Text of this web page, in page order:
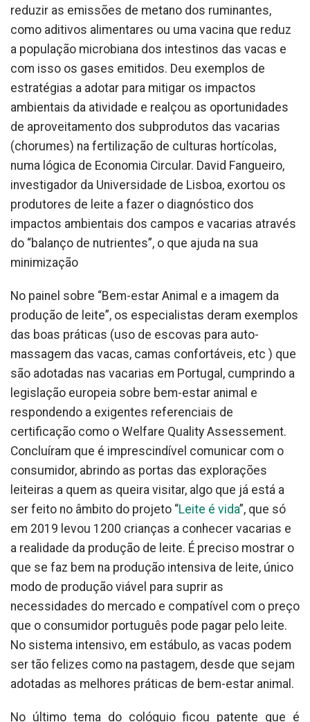
reduzir as emissões de metano dos ruminantes,
como aditivos alimentares ou uma vacina que reduz
a população microbiana dos intestinos das vacas e
com isso os gases emitidos. Deu exemplos de
estratégias a adotar para mitigar os impactos
ambientais da atividade e realçou as oportunidades
de aproveitamento dos subprodutos das vacarias
(chorumes) na fertilização de culturas hortícolas,
numa lógica de Economia Circular. David Fangueiro,
investigador da Universidade de Lisboa, exortou os
produtores de leite a fazer o diagnóstico dos
impactos ambientais dos campos e vacarias através
do “balanço de nutrientes”, o que ajuda na sua
minimização
No painel sobre “Bem-estar Animal e a imagem da
produção de leite”, os especialistas deram exemplos
das boas práticas (uso de escovas para auto-
massagem das vacas, camas confortáveis, etc ) que
são adotadas nas vacarias em Portugal, cumprindo a
legislação europeia sobre bem-estar animal e
respondendo a exigentes referenciais de
certificação como o Welfare Quality Assessement.
Concluíram que é imprescindível comunicar com o
consumidor, abrindo as portas das explorações
leiteiras a quem as queira visitar, algo que já está a
ser feito no âmbito do projeto “Leite é vida”, que só
em 2019 levou 1200 crianças a conhecer vacarias e
a realidade da produção de leite. É preciso mostrar o
que se faz bem na produção intensiva de leite, único
modo de produção viável para suprir as
necessidades do mercado e compatível com o preço
que o consumidor português pode pagar pelo leite.
No sistema intensivo, em estábulo, as vacas podem
ser tão felizes como na pastagem, desde que sejam
adotadas as melhores práticas de bem-estar animal.
No último tema do colóquio ficou patente que é